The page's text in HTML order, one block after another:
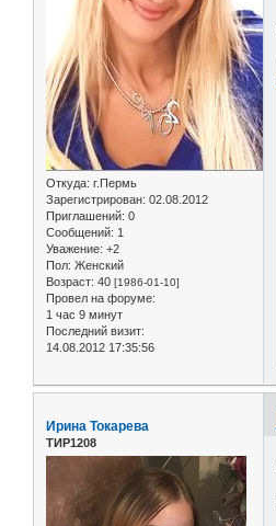
Откуда: г.Пермь
Зарегистрирован: 02.08.2012
Приглашений: 0
Сообщений: 1
Уважение: +2
Пол: Женский
Возраст: 40 [1986-01-10]
Провел на форуме:
1 час 9 минут
Последний визит:
14.08.2012 17:35:56
Ирина Токарева
ТИР1208